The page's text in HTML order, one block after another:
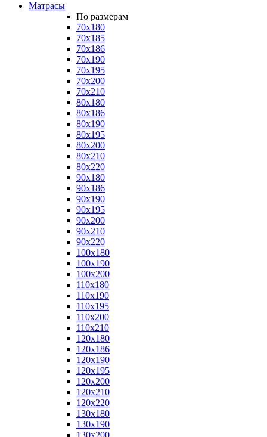
Матрасы
По размерам
70x180
70x185
70x186
70x190
70x195
70x200
70x210
80x180
80x186
80x190
80x195
80x200
80x210
80x220
90x180
90x186
90x190
90x195
90x200
90x210
90x220
100x180
100x190
100x200
110x180
110x190
110x195
110x200
110x210
120x180
120x186
120x190
120x195
120x200
120x210
120x220
130x180
130x190
130x200